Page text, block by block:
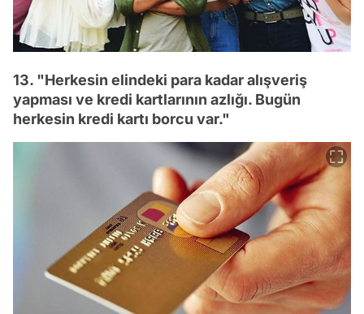
13. "Herkesin elindeki para kadar alışveriş
yapması ve kredi kartlarının azlığı. Bugün
herkesin kredi kartı borcu var."